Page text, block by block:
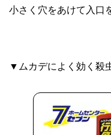
小さく穴をあけて入口
▼ムカデによく効く殺